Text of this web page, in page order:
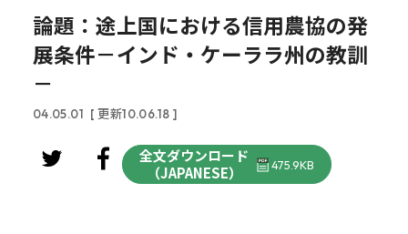
論題：途上国における信用農協の発
展条件－インド・ケーララ州の教訓
－
04.05.01 [ 更新10.06.18 ]
全文ダウンロード
（JAPANESE）
475.9KB